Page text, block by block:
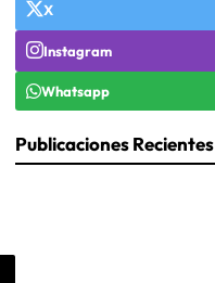
X
Instagram
Whatsapp
Publicaciones Recientes